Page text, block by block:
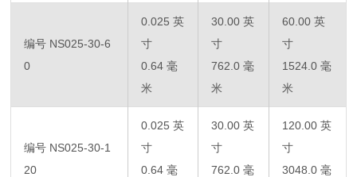
编号 NS025-30-6
0
0.025 英
寸
0.64 毫
米
30.00 英
寸
762.0 毫
米
60.00 英
寸
1524.0 毫
米
编号 NS025-30-1
20
0.025 英
寸
0.64 毫
30.00 英
寸
762.0 毫
120.00 英
寸
3048.0 毫